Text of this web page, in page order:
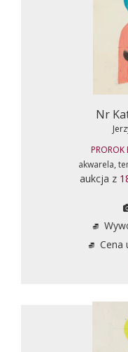
Nr
akwarela,
aukcja z
Cena